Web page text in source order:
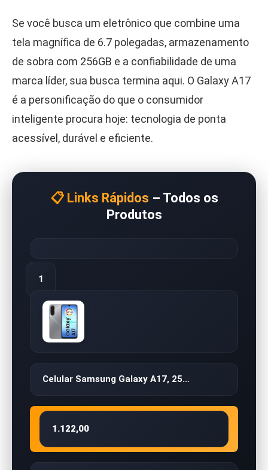
Se você busca um eletrônico que combine uma
tela magnífica de 6.7 polegadas, armazenamento
de sobra com 256GB e a confiabilidade de uma
marca líder, sua busca termina aqui. O Galaxy A17
é a personificação do que o consumidor
inteligente procura hoje: tecnologia de ponta
acessível, durável e eficiente.
📋 Links Rápidos – Todos os
Produtos
1
Celular Samsung Galaxy A17, 25…
1.122,00